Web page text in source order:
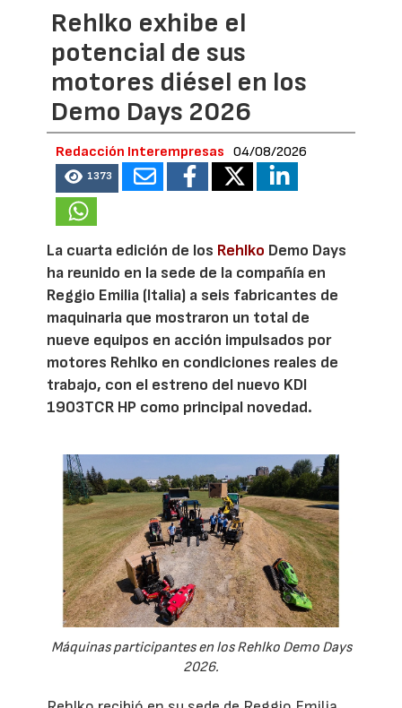
Rehlko exhibe el
potencial de sus
motores diésel en los
Demo Days 2026
Redacción Interempresas 04/08/2026
1373
La cuarta edición de los Rehlko Demo Days
ha reunido en la sede de la compañía en
Reggio Emilia (Italia) a seis fabricantes de
maquinaria que mostraron un total de
nueve equipos en acción impulsados por
motores Rehlko en condiciones reales de
trabajo, con el estreno del nuevo KDI
1903TCR HP como principal novedad.
Máquinas participantes en los Rehlko Demo Days
2026.